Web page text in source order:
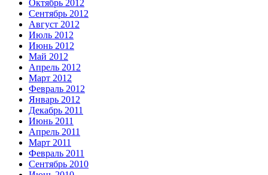
Октябрь 2012
Сентябрь 2012
Август 2012
Июль 2012
Июнь 2012
Май 2012
Апрель 2012
Март 2012
Февраль 2012
Январь 2012
Декабрь 2011
Июнь 2011
Апрель 2011
Март 2011
Февраль 2011
Сентябрь 2010